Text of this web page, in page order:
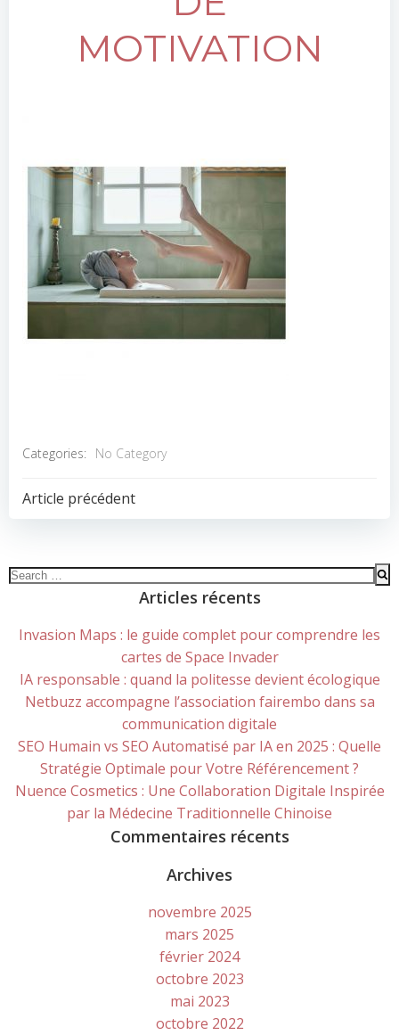
MOTIVATION
Categories: No Category
POST
Article précédent
Search
Articles récents
Invasion Maps : le guide complet pour comprendre les
cartes de Space Invader
IA responsable : quand la politesse devient écologique
Netbuzz accompagne l’association fairembo dans sa
communication digitale
SEO Humain vs SEO Automatisé par IA en 2025 : Quelle
Stratégie Optimale pour Votre Référencement ?
Nuence Cosmetics : Une Collaboration Digitale Inspirée
par la Médecine Traditionnelle Chinoise
Commentaires récents
Archives
novembre 2025
mars 2025
février 2024
octobre 2023
mai 2023
octobre 2022